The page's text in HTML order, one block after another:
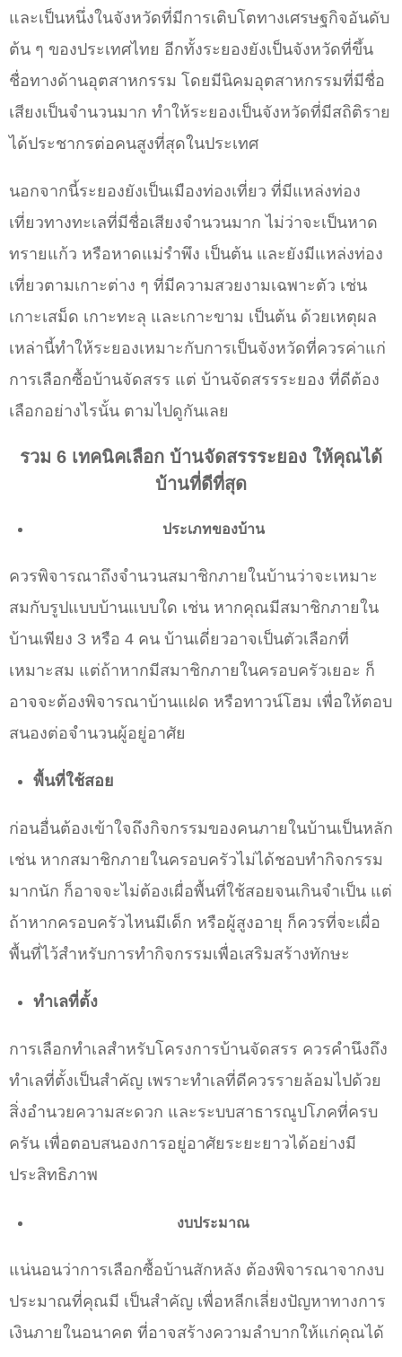
และเป็นหนึ่งในจังหวัดที่มีการเติบโตทางเศรษฐกิจอันดับ
ต้น ๆ ของประเทศไทย อีกทั้งระยองยังเป็นจังหวัดที่ขึ้น
ชื่อทางด้านอุตสาหกรรม โดยมีนิคมอุตสาหกรรมที่มีชื่อ
เสียงเป็นจำนวนมาก ทำให้ระยองเป็นจังหวัดที่มีสถิติราย
ได้ประชากรต่อคนสูงที่สุดในประเทศ
นอกจากนี้ระยองยังเป็นเมืองท่องเที่ยว ที่มีแหล่งท่อง
เที่ยวทางทะเลที่มีชื่อเสียงจำนวนมาก ไม่ว่าจะเป็นหาด
ทรายแก้ว หรือหาดแม่รำพึง เป็นต้น และยังมีแหล่งท่อง
เที่ยวตามเกาะต่าง ๆ ที่มีความสวยงามเฉพาะตัว เช่น
เกาะเสม็ด เกาะทะลุ และเกาะขาม เป็นต้น ด้วยเหตุผล
เหล่านี้ทำให้ระยองเหมาะกับการเป็นจังหวัดที่ควรค่าแก่
การเลือกซื้อบ้านจัดสรร แต่ บ้านจัดสรรระยอง ที่ดีต้อง
เลือกอย่างไรนั้น ตามไปดูกันเลย
รวม 6 เทคนิคเลือก บ้านจัดสรรระยอง ให้คุณได้
บ้านที่ดีที่สุด
ประเภทของบ้าน
ควรพิจารณาถึงจำนวนสมาชิกภายในบ้านว่าจะเหมาะ
สมกับรูปแบบบ้านแบบใด เช่น หากคุณมีสมาชิกภายใน
บ้านเพียง 3 หรือ 4 คน บ้านเดี่ยวอาจเป็นตัวเลือกที่
เหมาะสม แต่ถ้าหากมีสมาชิกภายในครอบครัวเยอะ ก็
อาจจะต้องพิจารณาบ้านแฝด หรือทาวน์โฮม เพื่อให้ตอบ
สนองต่อจำนวนผู้อยู่อาศัย
พื้นที่ใช้สอย
ก่อนอื่นต้องเข้าใจถึงกิจกรรมของคนภายในบ้านเป็นหลัก
เช่น หากสมาชิกภายในครอบครัวไม่ได้ชอบทำกิจกรรม
มากนัก ก็อาจจะไม่ต้องเผื่อพื้นที่ใช้สอยจนเกินจำเป็น แต่
ถ้าหากครอบครัวไหนมีเด็ก หรือผู้สูงอายุ ก็ควรที่จะเผื่อ
พื้นที่ไว้สำหรับการทำกิจกรรมเพื่อเสริมสร้างทักษะ
ทำเลที่ตั้ง
การเลือกทำเลสำหรับโครงการบ้านจัดสรร ควรคำนึงถึง
ทำเลที่ตั้งเป็นสำคัญ เพราะทำเลที่ดีควรรายล้อมไปด้วย
สิ่งอำนวยความสะดวก และระบบสาธารณูปโภคที่ครบ
ครัน เพื่อตอบสนองการอยู่อาศัยระยะยาวได้อย่างมี
ประสิทธิภาพ
งบประมาณ
แน่นอนว่าการเลือกซื้อบ้านสักหลัง ต้องพิจารณาจากงบ
ประมาณที่คุณมี เป็นสำคัญ เพื่อหลีกเลี่ยงปัญหาทางการ
เงินภายในอนาคต ที่อาจสร้างความลำบากให้แก่คุณได้